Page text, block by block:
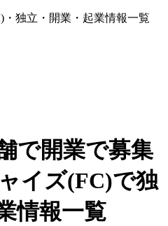
独立・開業・起業情報一覧
で開業で募集
イズ(FC)で独
情報一覧